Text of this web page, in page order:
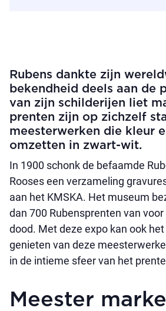
Rubens dankte zijn
bekendheid deels aan de
van zijn schilderijen liet
prenten zijn op zichzelf
meesterwerken die kleur
omzetten in zwart-wit.
In 1900 schonk de befaamde
Rooses een verzameling
aan het KMSKA. Het museum
dan 700 Rubensprenten van voor
dood. Met deze expo kan ook
genieten van deze
in de intieme sfeer van het
Meester